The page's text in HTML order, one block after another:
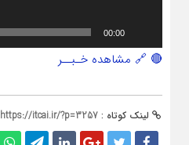
00:00
🔴 🔗 مشاهده خـبــر
لینک کوتاه : https://itcai.ir/?p=3257